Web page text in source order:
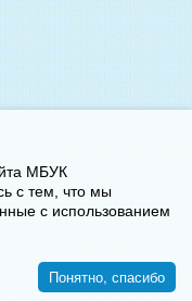
МБУК
с тем, что мы
с использованием
Понятно, спасибо